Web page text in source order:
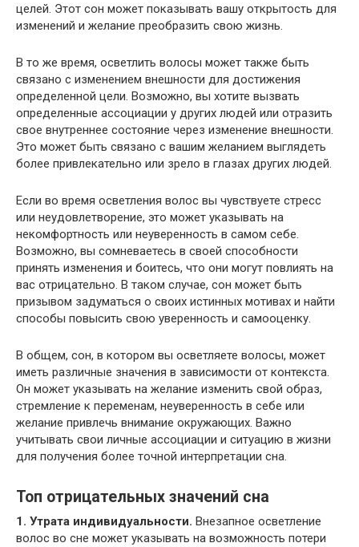
целей. Этот сон может показывать вашу открытость для
изменений и желание преобразить свою жизнь.
В то же время, осветлить волосы может также быть
связано с изменением внешности для достижения
определенной цели. Возможно, вы хотите вызвать
определенные ассоциации у других людей или отразить
свое внутреннее состояние через изменение внешности.
Это может быть связано с вашим желанием выглядеть
более привлекательно или зрело в глазах других людей.
Если во время осветления волос вы чувствуете стресс
или неудовлетворение, это может указывать на
некомфортность или неуверенность в самом себе.
Возможно, вы сомневаетесь в своей способности
принять изменения и боитесь, что они могут повлиять на
вас отрицательно. В таком случае, сон может быть
призывом задуматься о своих истинных мотивах и найти
способы повысить свою уверенность и самооценку.
В общем, сон, в котором вы осветляете волосы, может
иметь различные значения в зависимости от контекста.
Он может указывать на желание изменить свой образ,
стремление к переменам, неуверенность в себе или
желание привлечь внимание окружающих. Важно
учитывать свои личные ассоциации и ситуацию в жизни
для получения более точной интерпретации сна.
Топ отрицательных значений сна
1. Утрата индивидуальности. Внезапное осветление
волос во сне может указывать на возможность потери